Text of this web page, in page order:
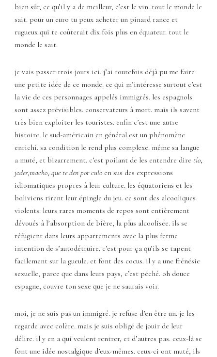
bien sûr, ce qu’il y a de meilleur, c’est le vin. tout le monde le
sait. pour un euro tu peux acheter un pinard rance et
rugueux qui te coûterait dix fois plus en équateur. tout le
monde le sait.
je vais passer trois jours ici. j’ai toutefois déjà pu me faire
une petite idée de ce monde. ce qui m’intéresse surtout c’est
la vie de ces personnages appelés immigrés. les espagnols
sont assez prévisibles. conservateurs à mort. mais ils savent
très bien exploiter les touristes. enfin c’est une autre
histoire. le sud-américain en général est un phénomène
enrichi. sa condition le rend plus complexe. même sa langue
a muté, et bizarrement. c’est poilant de les entendre dire tío,
joder,macho, que te den por culo en sus des expressions
idiomatiques propres à leur culture. les équatoriens et les
boliviens tirent leur épingle du jeu. ce sont des alcooliques
violents. leurs rares moments de repos sont entièrement
dévoués à l’absorption de bière, la plus alcoolisée. ils se
réfugient dans leurs appartements avec la plus ferme
intention de s’autodétruire. c’est pour ça qu’ils se tapent
facilement sur la gueule. et font des cocus. il y a une frénésie
sexuelle, parce que dans leurs pays, c’est péché. oh douce
espagne, couvre ton sexe que je ne saurais voir.
moi, je ne suis pas un immigré. je refuse d’en être un. je les
regarde avec colère. mais je suis obligé de jouir de leur
délire. il y en a qui veulent rentrer, et d’autres pas. ceux-là se
font une idée nostalgique d’eux-mêmes. ceux-ci ont muté, ils